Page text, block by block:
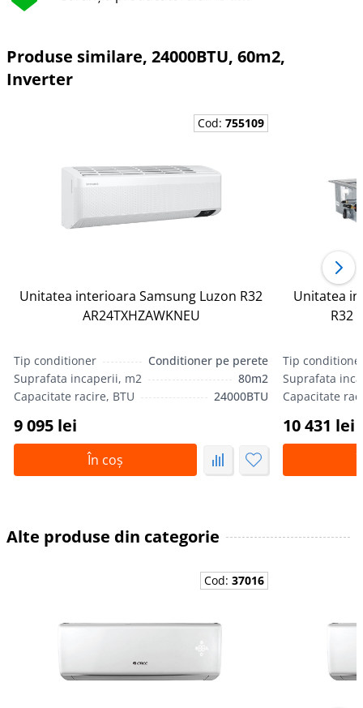
Produse similare, 24000BTU, 60m2,
Inverter
Cod:755109
Unitatea interioara Samsung Luzon R32
AR24TXHZAWKNEU
Tip conditioner
Conditioner pe perete
Suprafata incaperii, m2
80m2
Capacitate racire, BTU
24000BTU
9 095 lei
În coș
Unitatea
R32
Tip
Suprafata
Capacitate
10 431 lei
Alte produse din categorie
Cod:37016